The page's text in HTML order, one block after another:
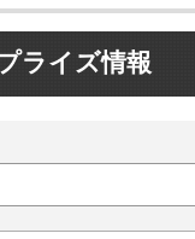
ライズ情報